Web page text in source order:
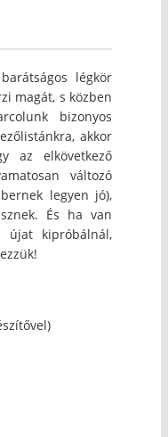
légkör
magát, s közben
bizonyos
akkor
az elkövetkező
változó
legyen jó),
És ha van
újat kipróbálnál,